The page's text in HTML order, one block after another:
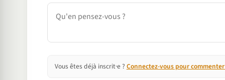
Commentaire
Vous êtes déjà inscrit·e ? Connectez-vous pour